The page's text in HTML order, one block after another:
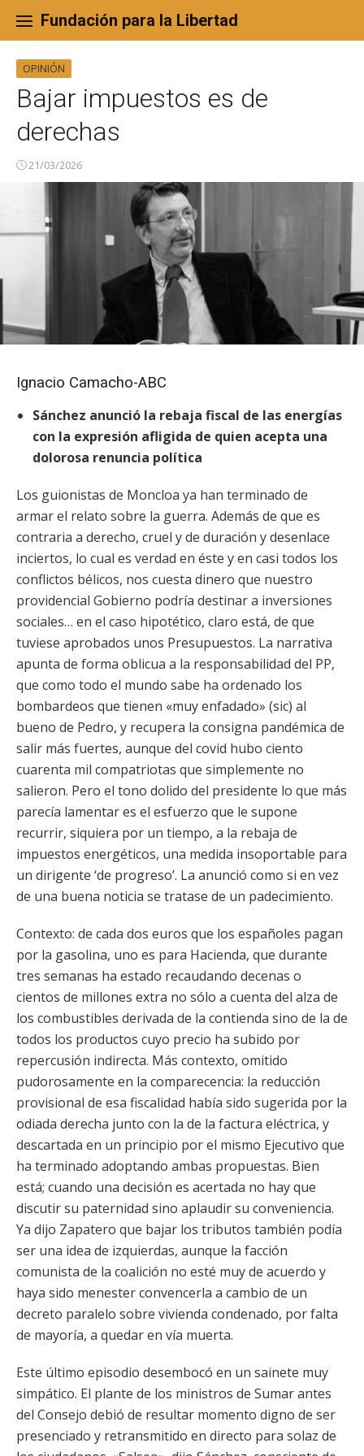
content
Fundación para la Libertad
OPINIÓN
Bajar impuestos es de
derechas
21/03/2026
Ignacio Camacho-ABC
Sánchez anunció la rebaja fiscal de las energías
con la expresión afligida de quien acepta una
dolorosa renuncia política
Los guionistas de Moncloa ya han terminado de
armar el relato sobre la guerra. Además de que es
contraria a derecho, cruel y de duración y desenlace
inciertos, lo cual es verdad en éste y en casi todos los
conflictos bélicos, nos cuesta dinero que nuestro
providencial Gobierno podría destinar a inversiones
sociales… en el caso hipotético, claro está, de que
tuviese aprobados unos Presupuestos. La narrativa
apunta de forma oblicua a la responsabilidad del PP,
que como todo el mundo sabe ha ordenado los
bombardeos que tienen «muy enfadado» (sic) al
bueno de Pedro, y recupera la consigna pandémica de
salir más fuertes, aunque del covid hubo ciento
cuarenta mil compatriotas que simplemente no
salieron. Pero el tono dolido del presidente lo que más
parecía lamentar es el esfuerzo que le supone
recurrir, siquiera por un tiempo, a la rebaja de
impuestos energéticos, una medida insoportable para
un dirigente ‘de progreso’. La anunció como si en vez
de una buena noticia se tratase de un padecimiento.
Contexto: de cada dos euros que los españoles pagan
por la gasolina, uno es para Hacienda, que durante
tres semanas ha estado recaudando decenas o
cientos de millones extra no sólo a cuenta del alza de
los combustibles derivada de la contienda sino de la de
todos los productos cuyo precio ha subido por
repercusión indirecta. Más contexto, omitido
pudorosamente en la comparecencia: la reducción
provisional de esa fiscalidad había sido sugerida por la
odiada derecha junto con la de la factura eléctrica, y
descartada en un principio por el mismo Ejecutivo que
ha terminado adoptando ambas propuestas. Bien
está; cuando una decisión es acertada no hay que
discutir su paternidad sino aplaudir su conveniencia.
Ya dijo Zapatero que bajar los tributos también podía
ser una idea de izquierdas, aunque la facción
comunista de la coalición no esté muy de acuerdo y
haya sido menester convencerla a cambio de un
decreto paralelo sobre vivienda condenado, por falta
de mayoría, a quedar en vía muerta.
Este último episodio desembocó en un sainete muy
simpático. El plante de los ministros de Sumar antes
del Consejo debió de resultar momento digno de ser
presenciado y retransmitido en directo para solaz de